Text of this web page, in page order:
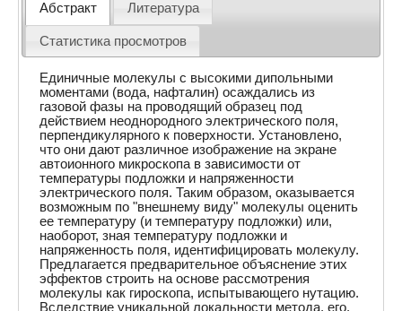
Абстракт Литература
Статистика просмотров
Единичные молекулы с высокими дипольными
моментами (вода, нафталин) осаждались из
газовой фазы на проводящий образец под
действием неоднородного электрического поля,
перпендикулярного к поверхности. Установлено,
что они дают различное изображение на экране
автоионного микроскопа в зависимости от
температуры подложки и напряженности
электрического поля. Таким образом, оказывается
возможным по "внешнему виду" молекулы оценить
ее температуру (и температуру подложки) или,
наоборот, зная температуру подложки и
напряженность поля, идентифицировать молекулу.
Предлагается предварительное объяснение этих
эффектов строить на основе рассмотрения
молекулы как гироскопа, испытывающего нутацию.
Вследствие уникальной локальности метода, его,